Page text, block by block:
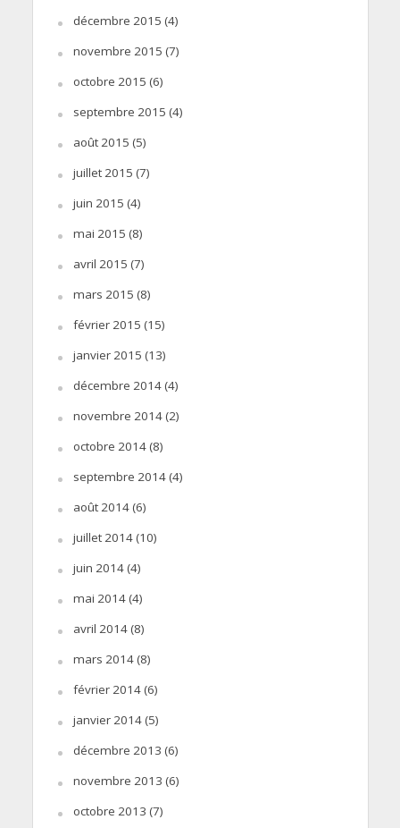
décembre 2015 (4)
novembre 2015 (7)
octobre 2015 (6)
septembre 2015 (4)
août 2015 (5)
juillet 2015 (7)
juin 2015 (4)
mai 2015 (8)
avril 2015 (7)
mars 2015 (8)
février 2015 (15)
janvier 2015 (13)
décembre 2014(4)
novembre 2014(2)
octobre 2014(8)
septembre 2014(4)
août 2014(6)
juillet 2014(10)
juin 2014(4)
mai 2014(4)
avril 2014(8)
mars 2014(8)
février 2014(6)
janvier 2014(5)
décembre 2013 (6)
novembre 2013 (6)
octobre 2013 (7)